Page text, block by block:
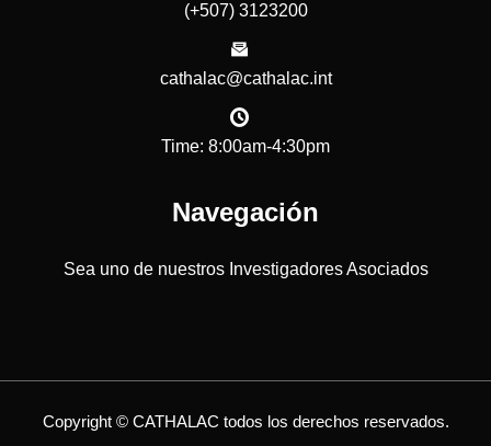
(+507) 3123200
cathalac@cathalac.int
Time: 8:00am-4:30pm
Navegación
Sea uno de nuestros Investigadores Asociados
Copyright © CATHALAC todos los derechos reservados.